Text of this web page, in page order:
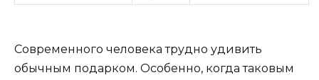
Современного человека трудно удивить
обычным подарком. Особенно, когда таковым